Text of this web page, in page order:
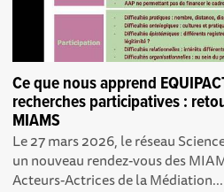
Ce que nous apprend
recherches participatives :
MIAMS
Le 27 mars 2026, le réseau
un nouveau rendez-vous des
Acteurs-Actrices de la Médiation...